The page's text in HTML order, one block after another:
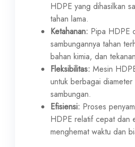
HDPE yang dihasilkan
tahan lama.
Ketahanan: Pipa HDPE
sambungannya tahan
bahan kimia, dan
Fleksibilitas: Mesin
untuk berbagai
sambungan.
Efisiensi: Proses
HDPE relatif cepat dan
menghemat waktu dan